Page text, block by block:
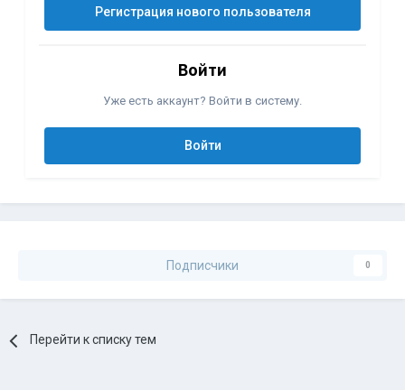
Регистрация нового пользователя
Войти
Уже есть аккаунт? Войти в систему.
Войти
Подписчики 0
Перейти к списку тем